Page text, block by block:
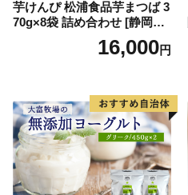
芋けんぴ 松浦食品芋まつば 3
70g×8袋 詰め合わせ [静岡伊
勢丹(松浦食品) 静岡県 吉田町
22424274] 芋ケンピ セット
16,000円